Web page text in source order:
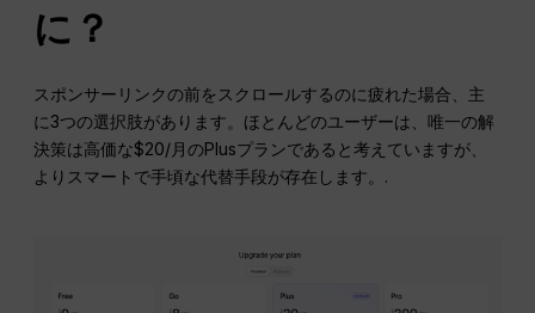
に？
スポンサーリンクの前をスクロールするのに疲れた場合、主
に3つの選択肢があります。ほとんどのユーザーは、唯一の解
決策は高価な$20/月のPlusプランであると考えていますが、
よりスマートで手頃な代替手段が存在します。.